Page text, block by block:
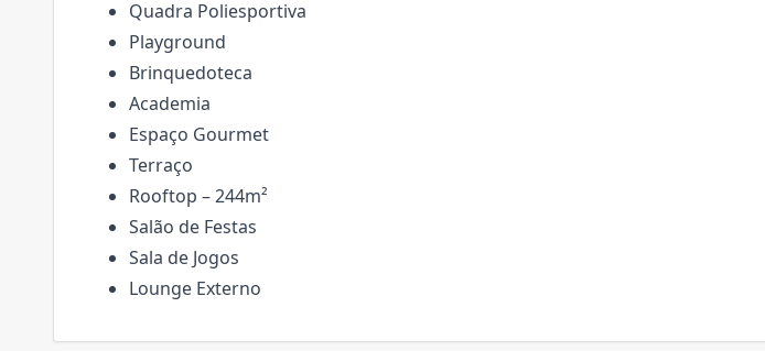
Quadra Poliesportiva
Playground
Brinquedoteca
Academia
Espaço Gourmet
Terraço
Rooftop – 244m²
Salão de Festas
Sala de Jogos
Lounge Externo